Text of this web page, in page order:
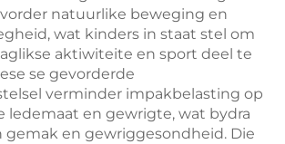
natuurlike beweging en
wat kinders in staat stel om
aktiwiteite en sport deel te
se gevorderde
verminder impakbelasting op
ledemaat en gewrigte, wat bydra
en gewriggesondheid. Die